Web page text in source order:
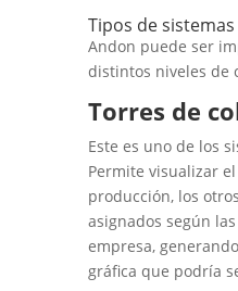
Tipos de
Andon puede ser
distintos niveles de
Torres de
Este es uno de los
Permite visualizar
producción, los
asignados según
empresa,
gráfica que podría